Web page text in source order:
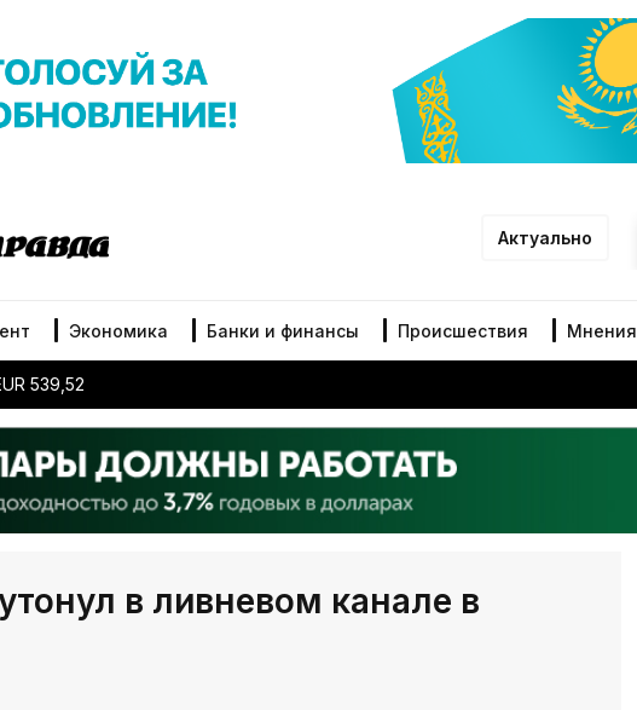
Актуально
Экономика Банки и финансы Происшествия Мнения
539,52
в ливневом канале в